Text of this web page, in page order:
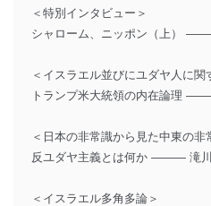
＜特別インタビュー＞
シャローム、ニッポン（上）
＜イスラエル並びにユダヤ人に関
トランプ米大統領の内在論理
＜日本の非常識から見た中東の非
反ユダヤ主義とは何か ――― 滝
＜イスラエル多角多論＞